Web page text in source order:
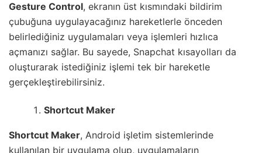
Gesture Control, ekranın üst kısmındaki bildirim
çubuğuna uygulayacağınız hareketlerle önceden
belirlediğiniz uygulamaları veya işlemleri hızlıca
açmanızı sağlar. Bu sayede, Snapchat kısayolları da
oluşturarak istediğiniz işlemi tek bir hareketle
gerçekleştirebilirsiniz.
Shortcut Maker
Shortcut Maker, Android işletim sistemlerinde
kullanılan bir uygulama olup, uygulamaların